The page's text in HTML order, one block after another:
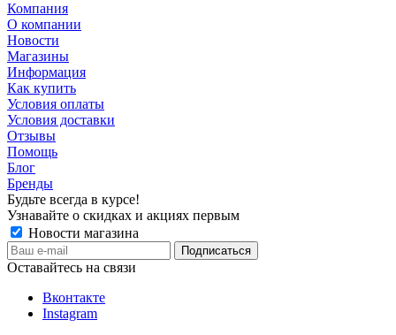
Компания
О компании
Новости
Магазины
Информация
Как купить
Условия оплаты
Условия доставки
Отзывы
Помощь
Блог
Бренды
Будьте всегда в курсе!
Узнавайте о скидках и акциях первым
Новости магазина
Оставайтесь на связи
Вконтакте
Instagram